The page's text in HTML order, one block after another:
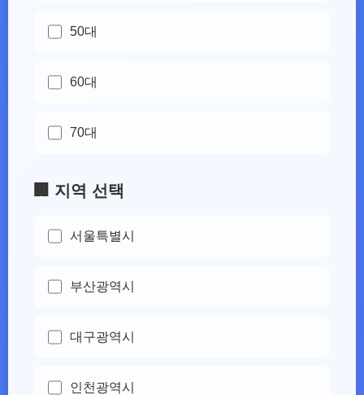
50대
60대
70대
🏢 지역 선택
서울특별시
부산광역시
대구광역시
인천광역시